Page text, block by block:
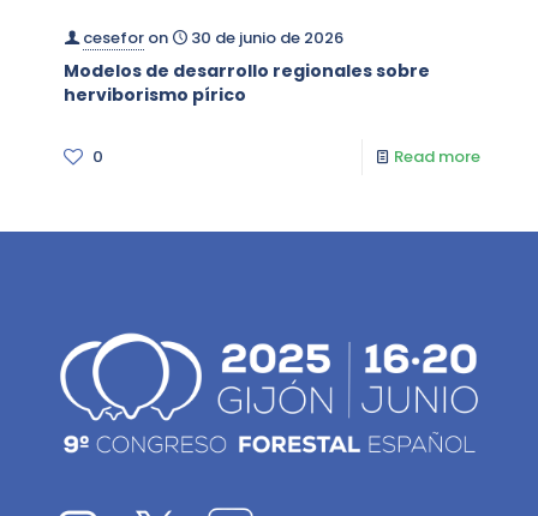
cesefor on 30 de junio de 2026
Modelos de desarrollo regionales sobre
herviborismo pírico
0 Read more